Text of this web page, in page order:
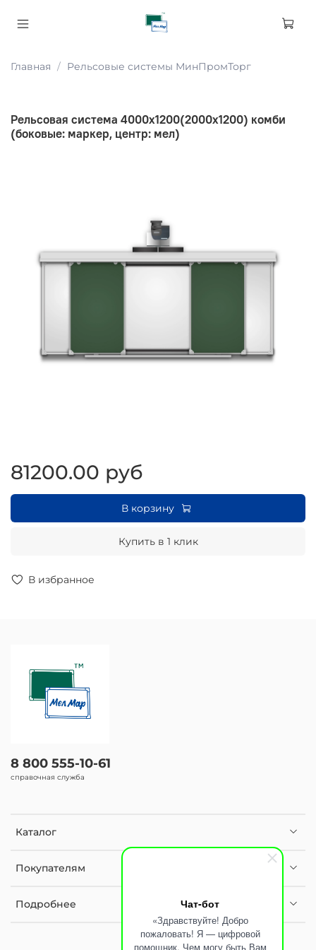
Чат-бот
«Здравствуйте! Добро
пожаловать! Я — цифровой
помощник. Чем могу быть Вам
Главная Рельсовые системы МинПромТорг
Рельсовая система 4000х1200(2000х1200) комби
(боковые: маркер, центр: мел)
В избранное
81200.00 руб
В корзину
Купить в 1 клик
Каталог
Покупателям
Подробнее
8 800 555-10-61
справочная служба